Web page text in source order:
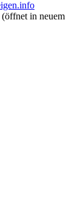
(öffnet in neuem